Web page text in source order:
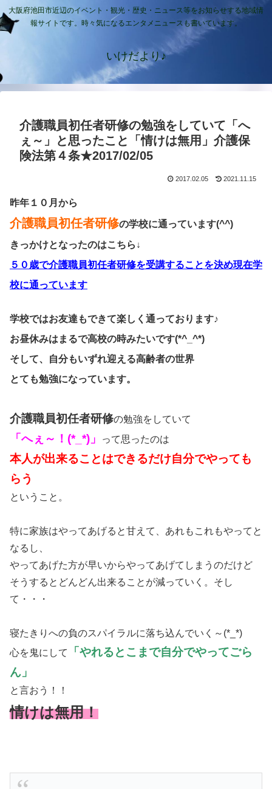
大阪府池田市近辺のイベント・観光・歴史・ニュース等をお知らせする地域情
報サイトです。時々気になるエンタメニュースも書いています。
いけだより♪
介護職員初任者研修の勉強をしていて「へ
ぇ～」と思ったこと「情けは無用」介護保
険法第４条★2017/02/05
2017.02.05 2021.11.15
昨年１０月から
介護職員初任者研修の学校に通っています(^^)
きっかけとなったのはこちら↓
５０歳で介護職員初任者研修を受講することを決め現在学
校に通っています
学校ではお友達もできて楽しく通っております♪
お昼休みはまるで高校の時みたいです(*^_^*)
そして、自分もいずれ迎える高齢者の世界
とても勉強になっています。
介護職員初任者研修の勉強をしていて
「へぇ～！(*_*)」 って思ったのは
本人が出来ることはできるだけ自分でやっても
らう
ということ。
特に家族はやってあげると甘えて、あれもこれもやってと
なるし、
やってあげた方が早いからやってあげてしまうのだけど
そうするとどんどん出来ることが減っていく。そし
て・・・
寝たきりへの負のスパイラルに落ち込んでいく～(*_*)
心を鬼にして
「やれるとこまで自分でやってごら
ん」
と言おう！！
情けは無用！